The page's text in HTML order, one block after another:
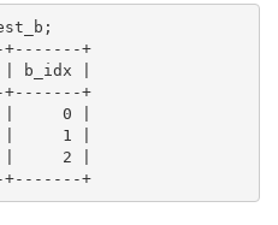
+
|
+
|     0 |
|     1 |
|     2 |
+------+------+--------+-------+